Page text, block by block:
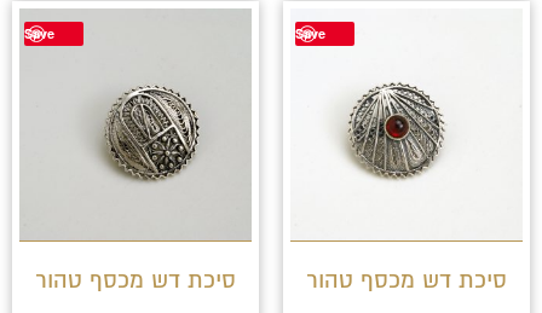
Save
סיכת דש מכסף טהור
למוצר
Save
סיכת דש מכסף טהור